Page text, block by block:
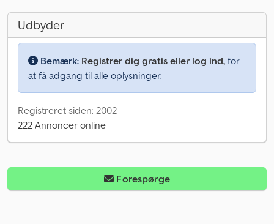
Udbyder
Bemærk: Registrer dig gratis eller log ind, for
at få adgang til alle oplysninger.
Registreret siden: 2002
222 Annoncer online
Forespørge